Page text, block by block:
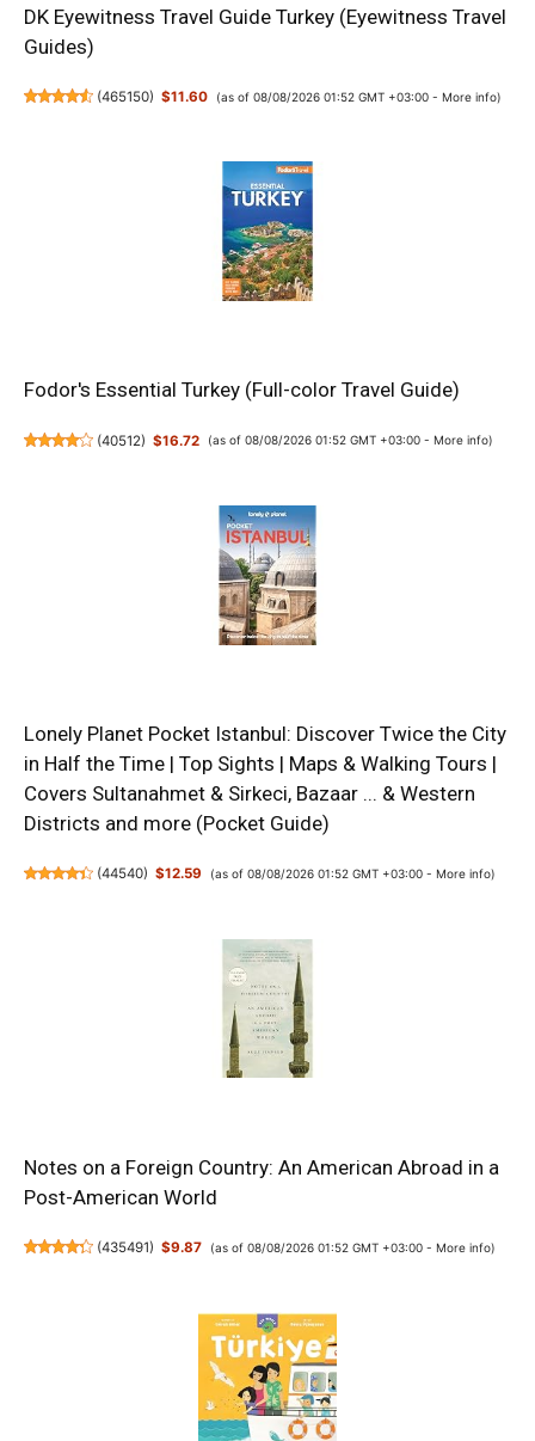
DK Eyewitness Travel Guide Turkey (Eyewitness Travel
Guides)
(465150) $11.60 (as of 08/08/2026 01:52 GMT +03:00 - More info)
Fodor's Essential Turkey (Full-color Travel Guide)
(40512) $16.72 (as of 08/08/2026 01:52 GMT +03:00 - More info)
Lonely Planet Pocket Istanbul: Discover Twice the City
in Half the Time | Top Sights | Maps & Walking Tours |
Covers Sultanahmet & Sirkeci, Bazaar ... & Western
Districts and more (Pocket Guide)
(44540) $12.59 (as of 08/08/2026 01:52 GMT +03:00 - More info)
Notes on a Foreign Country: An American Abroad in a
Post-American World
(435491) $9.87 (as of 08/08/2026 01:52 GMT +03:00 - More info)